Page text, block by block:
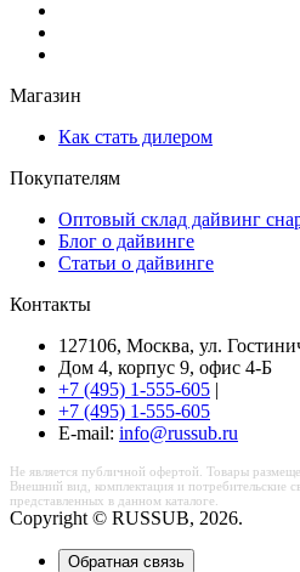
Магазин
Как стать дилером
Покупателям
Оптовый склад дайвинг
Блог о дайвинге
Статьи о дайвинге
Контакты
127106, Москва, ул.
Дом 4, корпус 9, офис 4-Б
+7 (495) 1-555-605 |
+7 (495) 1-555-605
Е-mail: info@russub.ru
Не является публичной офертой. Товары
Внешний вид, комплектация и потребительские
представленных в данном каталоге.
Copyright © RUSSUB, 2026.
Обратная связь